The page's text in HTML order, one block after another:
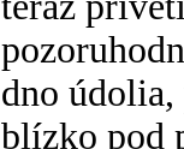
dno údolia,
blízko pod